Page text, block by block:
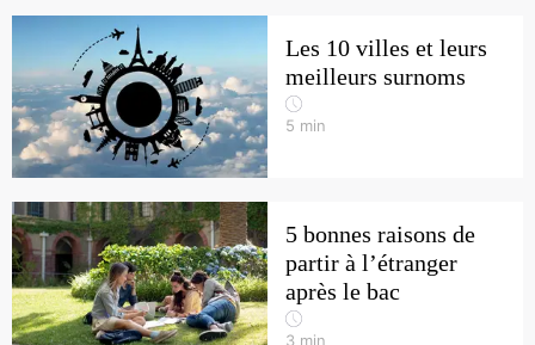
Les 10 villes et leurs
meilleurs surnoms
5 min
5 bonnes raisons de
partir à l’étranger
après le bac
3 min